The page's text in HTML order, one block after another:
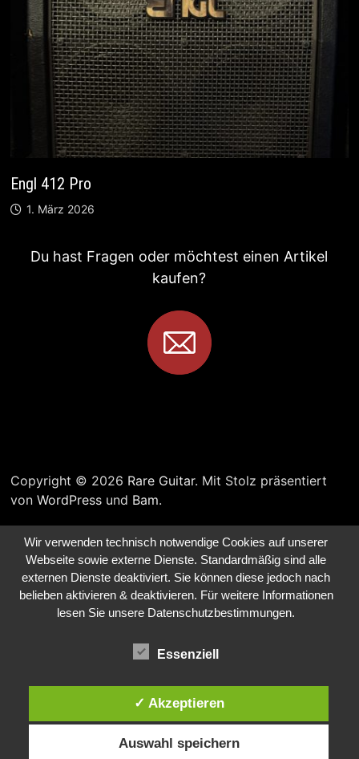
Engl 412 Pro
1. März 2026
Du hast Fragen oder möchtest einen Artikel
kaufen?
Copyright © 2026 Rare Guitar. Mit Stolz präsentiert
von WordPressund Bam.
Wir verwenden technisch notwendige Cookies auf unserer
Webseite sowie externe Dienste. Standardmäßig sind alle
externen Dienste deaktiviert. Sie können diese jedoch nach
belieben aktivieren & deaktivieren. Für weitere Informationen
lesen Sie unsere Datenschutzbestimmungen.
Essenziell
✓ Akzeptieren
Auswahl speichern